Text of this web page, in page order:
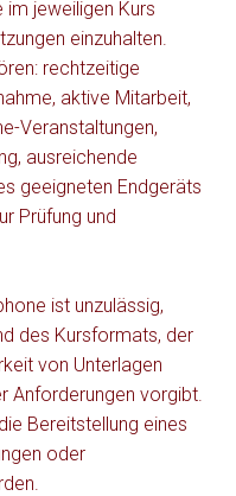
im jeweiligen Kurs
einzuhalten.
rechtzeitige
aktive Mitarbeit,
Veranstaltungen,
ausreichende
geeigneten Endgeräts
Prüfung und
ist unzulässig,
des Kursformats, der
von Unterlagen
Anforderungen vorgibt.
Bereitstellung eines
oder